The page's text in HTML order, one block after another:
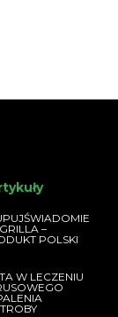
–
POLSKI
W LECZENIU